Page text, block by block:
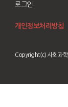
로그인
개인정보처리방침
Copyright(c) 사회과